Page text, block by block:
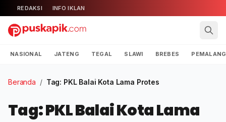
REDAKSI INFO IKLAN
NASIONAL JATENG TEGAL SLAWI BREBES PEMALANG
Beranda / Tag: PKL Balai Kota Lama Protes
Tag: PKL Balai Kota Lama